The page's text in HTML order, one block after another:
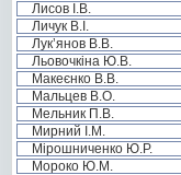
Лисов І.В.
Личук В.І.
Лук’янов В.В.
Льовочкіна Ю.В.
Макеєнко В.В.
Мальцев В.О.
Мельник П.В.
Мирний І.М.
Мірошниченко Ю.Р.
Мороко Ю.М.